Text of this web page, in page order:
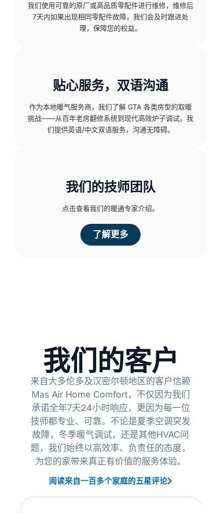
我们使用可靠的原厂或高品质零配件进行维修，维修后
7天内如果出现相同零配件故障，我们会及时跟进处
理，保障您的权益。
贴心服务，双语沟通
作为本地暖气服务商，我们了解 GTA 各类房型的取暖
挑战——从百年老房翻修系统到现代高效炉子调试。我
们提供英语/中文双语服务，沟通无障碍。
我们的技师团队
点击查看我们的暖通专家介绍。
了解更多
我们的客户
来自大多伦多及汉密尔顿地区的客户信赖
Mas Air Home Comfort，不仅因为我们
承诺全年7天24小时响应，更因为每一位
技师都专业、可靠。不论是夏季空调突发
故障，冬季暖气调试，还是其他HVAC问
题，我们始终以高效率、负责任的态度，
为您的家带来真正有价值的服务体验。
阅读来自一百多个家庭的五星评论